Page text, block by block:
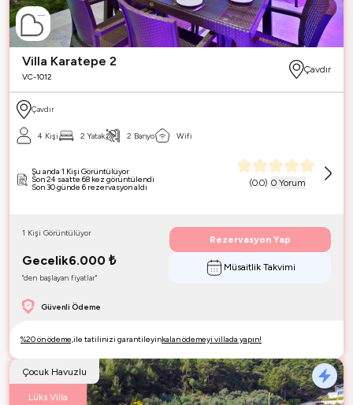
Villa Karatepe 2
VC-1012
Çavdır
Çavdır
4 Kişi 2 Yatak 2 Banyo Wifi
(0.0) 0 Yorum
Şu anda 1 Kişi Görüntülüyor
Son 24 saatte 68 kez görüntülendi
Son 30 günde 6 rezervasyon aldı
Güvenli Ödeme
Gecelik6.000 ₺
"den başlayan fiyatlar"
1 Kişi Görüntülüyor
Rezervasyon Yap
Müsaitlik Takvimi
%20 ön ödeme,ile tatilinizi garantileyinkalan ödemeyi villada yapın!
Çocuk Havuzlu
Lüks Villa